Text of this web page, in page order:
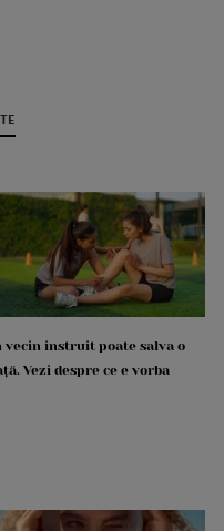
vecin instruit poate salva o
Vezi despre ce e vorba